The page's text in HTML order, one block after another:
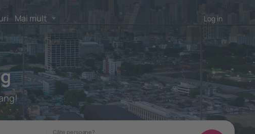
Mai mult Log in